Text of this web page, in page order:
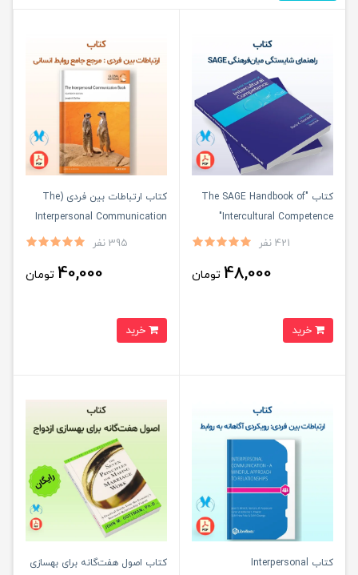
کتاب "The SAGE Handbook of
Intercultural Competence"
421 نفر
48,000 تومان
کتاب ارتباطات بین فردی (The
Interpersonal Communication
395 نفر
40,000 تومان
کتاب Interpersonal
کتاب اصول هفت‌گانه برای بهسازی